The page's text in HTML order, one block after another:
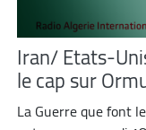
Iran/ Etats-
le cap sur
La Guerre que font